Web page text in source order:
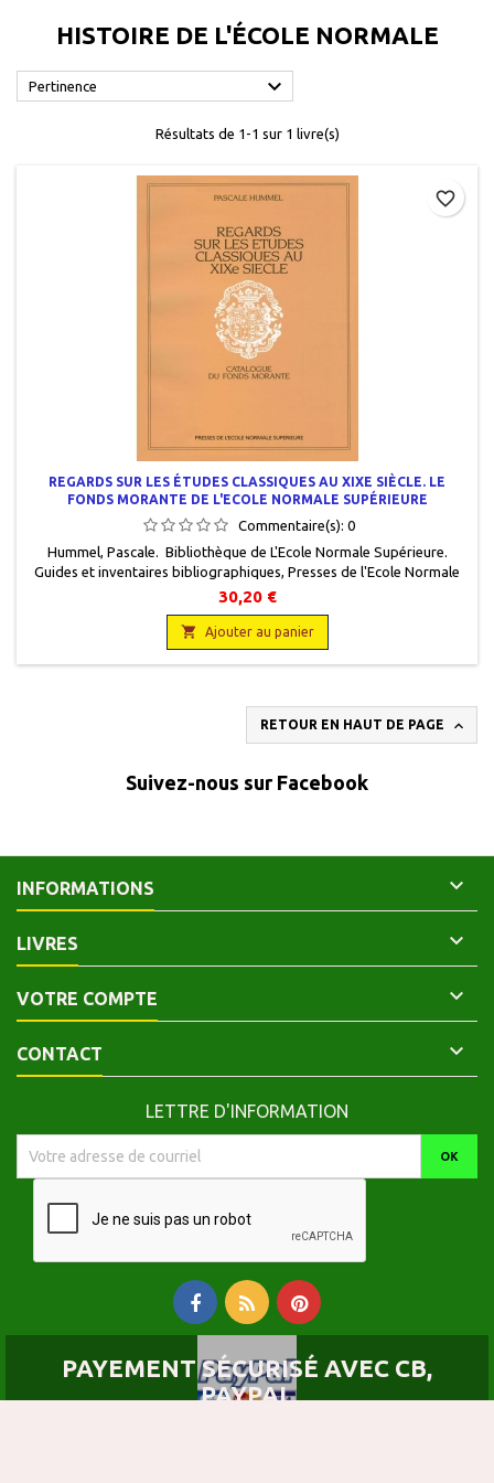
HISTOIRE DE L'ÉCOLE NORMALE
Pertinence 
Résultats de 1-1 sur 1 livre(s)
REGARDS SUR LES ÉTUDES CLASSIQUES AU XIXE SIÈCLE. LE
FONDS MORANTE DE L'ECOLE NORMALE SUPÉRIEURE
Commentaire(s): 0
Hummel, Pascale. Bibliothèque de L'Ecole Normale Supérieure.
Guides et inventaires bibliographiques, Presses de l'Ecole Normale
Supérieure, 1990, 21 x 29,5, 252 pages, broché. Neuf,
9782728801619.
30,20 €
 Ajouter au panier
favorite_border
RETOUR EN HAUT DE PAGE 
Suivez-nous sur Facebook
INFORMATIONS 
LIVRES 
VOTRE COMPTE 
CONTACT 
LETTRE D'INFORMATION
PAYEMENT SÉCURISÉ AVEC CB,
PAYPAL